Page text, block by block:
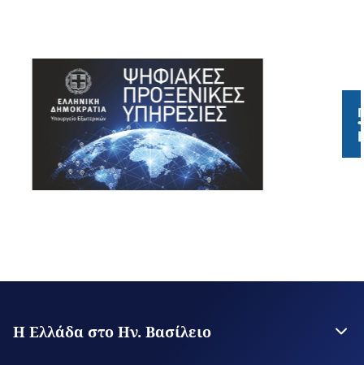
Η Ελλάδα στο Ην. Βασίλειο